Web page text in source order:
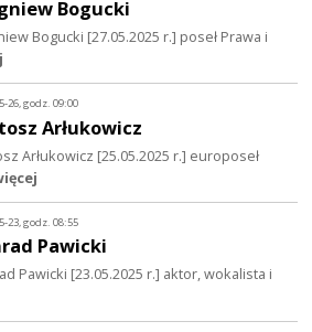
Bogucki
Bogucki [27.05.2025 r.] poseł Prawa i
26, godz. 09:00
Arłukowicz
Arłukowicz [25.05.2025 r.] europoseł
23, godz. 08:55
Pawicki
Pawicki [23.05.2025 r.] aktor, wokalista i